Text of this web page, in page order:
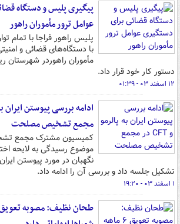
پیگیری پلیس و دستگاه
عوامل ترور مأموران راهور
پلیس راهور فراجا با تمام
با دستگاه‌های قضائی و
مأموران راهوردر شهرستان
دستور کار خود قرار داد.
۱۲ اسفند ۰۳ - ۰۱:۳۹
مجمع تشخیص مصلحت
کمیسیون مشترک مجمع
موضوع رسیدگی به لایحه
تشکیل جلسه داد و بررسی آن را ادامه داد.
۱ اسفند ۰۳ - ۱۹:۲۰